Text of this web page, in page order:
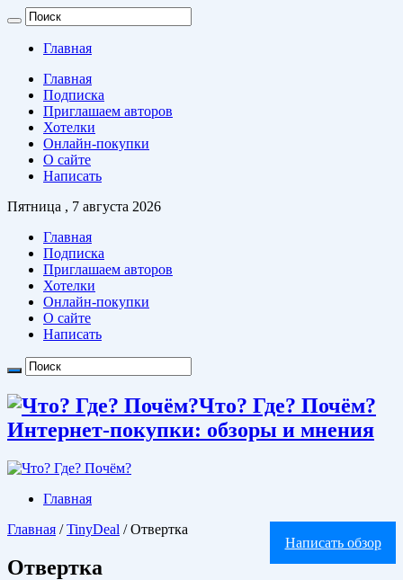
Главная
Главная
Подписка
Приглашаем авторов
Хотелки
Онлайн-покупки
О сайте
Написать
Пятница , 7 августа 2026
Главная
Подписка
Приглашаем авторов
Хотелки
Онлайн-покупки
О сайте
Написать
Что? Где? Почём?
Интернет-покупки: обзоры и мнения
Главная
Написать обзор
Главная / TinyDeal / Отвертка
Отвертка